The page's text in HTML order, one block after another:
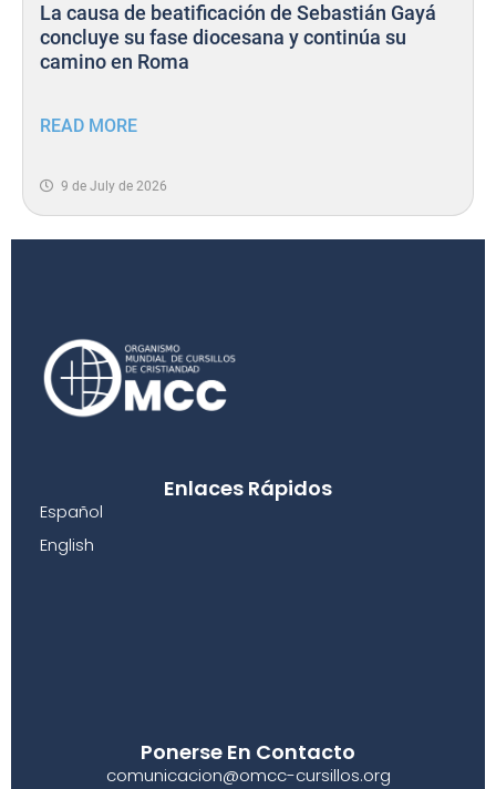
La causa de beatificación de Sebastián Gayá
concluye su fase diocesana y continúa su
camino en Roma
READ MORE
9 de July de 2026
Enlaces Rápidos
Español
English
Ponerse En Contacto
comunicacion@omcc-cursillos.org